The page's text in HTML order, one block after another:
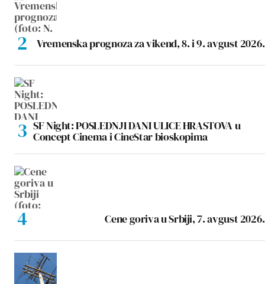
Vremenska prognoza za vikend, 8. i 9. avgust 2026.
SF Night: POSLEDNJI DANI ULICE HRASTOVA u
Concept Cinema i CineStar bioskopima
Cene goriva u Srbiji, 7. avgust 2026.